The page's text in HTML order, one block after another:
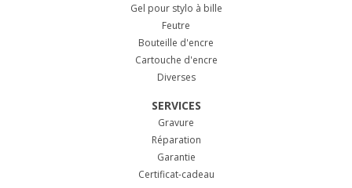
Gel pour stylo à bille
Feutre
Bouteille d'encre
Cartouche d'encre
Diverses
SERVICES
Gravure
Réparation
Garantie
Certificat-cadeau